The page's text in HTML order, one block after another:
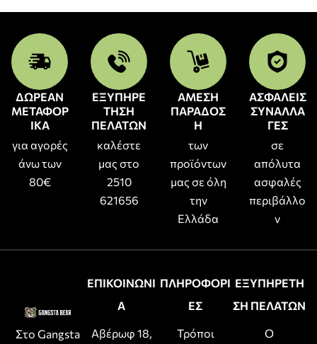
ΔΩΡΕΑΝ
ΜΕΤΑΦΟΡ
ΙΚΑ
για αγορές
άνω των
80€
ΕΞΥΠΗΡΕ
ΤΗΣΗ
ΠΕΛΑΤΩΝ
καλέστε
μας στο
2510
621656
ΑΜΕΣΗ
ΠΑΡΑΔΟΣ
Η
των
προϊόντων
μας σε όλη
την
Ελλάδα
ΑΣΦΑΛΕΙΣ
ΣΥΝΑΛΛΑ
ΓΕΣ
σε
απόλυτα
ασφαλές
περιβάλλο
ν
Στο Gangsta
ΕΠΙΚΟΙΝΩΝΙ
Α
Αβέρωφ 18,
ΠΛΗΡΟΦΟΡΙ
ΕΣ
Τρόποι
ΕΞΥΠΗΡΕΤΗ
ΣΗ ΠΕΛΑΤΩΝ
Ο